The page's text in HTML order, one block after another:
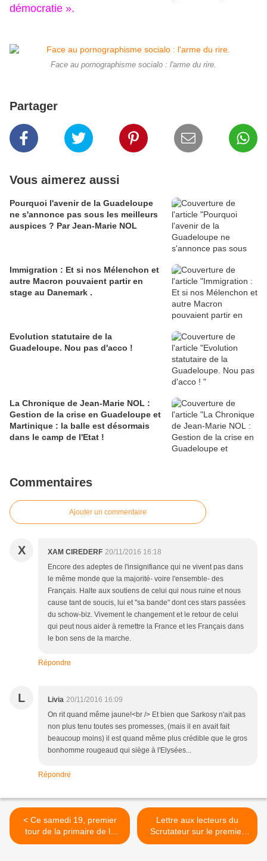
démocratie ».
Face au pornographisme socialo : l'arme du rire.
Partager
Vous aimerez aussi
Pourquoi l'avenir de la Guadeloupe
ne s'annonce pas sous les meilleurs
auspices ? Par Jean-Marie NOL
Immigration : Et si nos Mélenchon et
autre Macron pouvaient partir en
stage au Danemark .
Evolution statutaire de la
Guadeloupe. Nou pas d'acco !
La Chronique de Jean-Marie NOL :
Gestion de la crise en Guadeloupe et
Martinique : la balle est désormais
dans le camp de l'Etat !
Commentaires
Ajouter un commentaire
X XAM CIREDERF 20/11/2016 16:18
Encore des adeptes de l'insignifiance qui ne vivent pas dans
le même monde que la majorité- voire l'ensemble- des
Français. Halte aux soutiens de celui qui nous ruine et nous
cause tant de soucis, lui et "sa bande" dont ces stars passées
du schow-biz. Vivement le changement et le retour de celui
qui peut nous aider à remettre la France et les Français dans
le bon sens de la marche.
Répondre
L Livia 20/11/2016 16:09
On rit quand même jaune!<br /> Et bien que Sarkosy n'ait pas
non plus tenu toutes ses promesses, (mais il en avait fait
beaucoup moins) il est quand même plus crédible que le gros
bonhomme rougeaud qui siège à l'Elysées...
Répondre
< Ce samedi 19, premier
tour de la primaire de la
droite ( en Guadeloupe )
Lettre aux lecteurs du
Scrutateur sur le premier
tour des primaires de la